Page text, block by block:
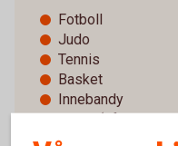
Fotboll
Judo
Tennis
Basket
Innebandy
Padel
Öppen sporthall i